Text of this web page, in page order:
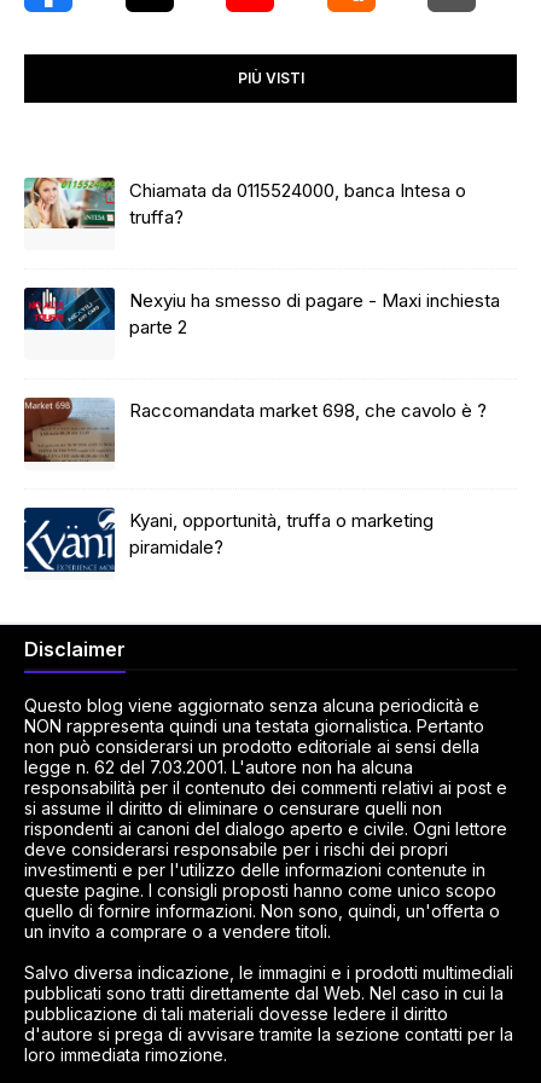
PIÙ VISTI
Chiamata da 0115524000, banca Intesa o
truffa?
Nexyiu ha smesso di pagare - Maxi inchiesta
parte 2
Raccomandata market 698, che cavolo è ?
Kyani, opportunità, truffa o marketing
piramidale?
Disclaimer
Questo blog viene aggiornato senza alcuna periodicità e
NON rappresenta quindi una testata giornalistica. Pertanto
non può considerarsi un prodotto editoriale ai sensi della
legge n. 62 del 7.03.2001. L'autore non ha alcuna
responsabilità per il contenuto dei commenti relativi ai post e
si assume il diritto di eliminare o censurare quelli non
rispondenti ai canoni del dialogo aperto e civile. Ogni lettore
deve considerarsi responsabile per i rischi dei propri
investimenti e per l'utilizzo delle informazioni contenute in
queste pagine. I consigli proposti hanno come unico scopo
quello di fornire informazioni. Non sono, quindi, un'offerta o
un invito a comprare o a vendere titoli.
Salvo diversa indicazione, le immagini e i prodotti multimediali
pubblicati sono tratti direttamente dal Web. Nel caso in cui la
pubblicazione di tali materiali dovesse ledere il diritto
d'autore si prega di avvisare tramite la sezione contatti per la
loro immediata rimozione.